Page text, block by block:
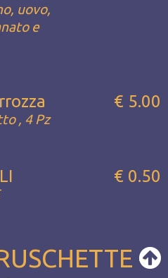
uovo,
e
, 4 Pz
€ 5.00
€ 0.50
-